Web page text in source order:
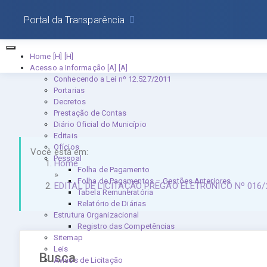
Home [H]
Acesso a Informação [A]
Conhecendo a Lei nº 12.527/2011
Portarias
Decretos
Prestação de Contas
Diário Oficial do Município
Editais
Ofícios
Pessoal
Folha de Pagamento
Folha de Pagamentos – Gestões Anteriores
Tabela Remuneratória
Relatório de Diárias
Estrutura Organizacional
Registro das Competências
Sitemap
Leis
Avisos de Licitação
Portal da Transparência
Você está em:
Home
»
EDITAL DE LICITAÇÃO PREGÃO ELETRÔNICO Nº
Busca